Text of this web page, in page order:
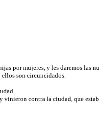
por mujeres, y les daremos las
ellos son circuncidados.
contra la ciudad, que